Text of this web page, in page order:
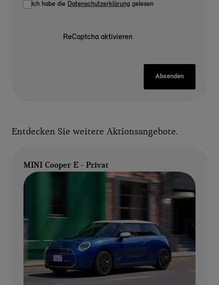
Ich habe die Datenschutzerklärung gelesen
ReCaptcha aktivieren
Absenden
Entdecken Sie weitere Aktionsangebote.
MINI Cooper E - Privat